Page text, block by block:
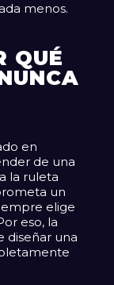
menos.
QUÉ
en
de una
la ruleta
un
elige
eso, la
diseñar una